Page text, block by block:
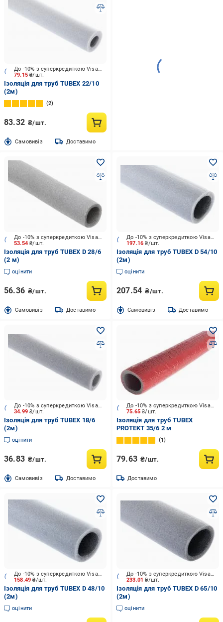
79.15₴/шт.
До -10% з суперкредиткою Visa Вигода
Ізоляція для труб TUBEX 22/10
(2м)
2
83.32 ₴/шт.
Cамовивіз Доставимо
53.54₴/шт.
До -10% з суперкредиткою Visa Вигода
Ізоляція для труб TUBEX D 28/6
(2 м)
оцінити
56.36 ₴/шт.
Cамовивіз Доставимо
197.16₴/шт.
До -10% з суперкредиткою Visa Вигода
Ізоляція для труб TUBEX D 54/10
(2м)
оцінити
207.54 ₴/шт.
Cамовивіз Доставимо
34.99₴/шт.
До -10% з суперкредиткою Visa Вигода
Ізоляція для труб TUBEX 18/6
(2м)
оцінити
36.83 ₴/шт.
Cамовивіз Доставимо
75.65₴/шт.
До -10% з суперкредиткою Visa Вигода
Ізоляція для труб TUBEX
PROTEKT 35/6 2 м
1
79.63 ₴/шт.
Доставимо
158.49₴/шт.
До -10% з суперкредиткою Visa Вигода
Ізоляція для труб TUBEX D 48/10
(2м)
оцінити
233.01₴/шт.
До -10% з суперкредиткою Visa Вигода
Ізоляція для труб TUBEX D 65/10
(2м)
оцінити